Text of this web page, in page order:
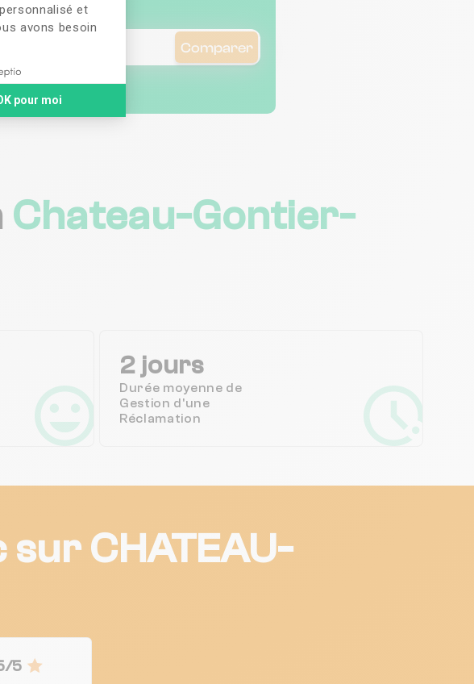
et
avons besoin
pour moi
Comparer
Chateau-Gontier-
2 jours
Durée moyenne de
Gestion d'une
Réclamation
CHATEAU-
5